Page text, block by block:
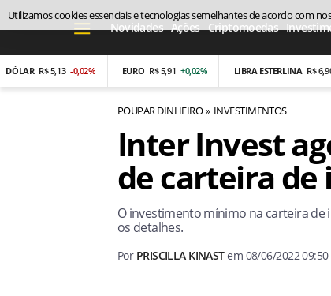
Novidades Ações Criptomoedas
R$ 5,13 -0,02% EURO R$ 5,91 +0,02% LIBRA ESTERLINA R$ 6,90 -
POUPAR DINHEIRO INVESTIMENTOS
Inter Invest
de carteira
O investimento mínimo na carteira de
os detalhes.
Por PRISCILLA KINASTem 08/06/2022 09:50
Utilizamos cookies essenciais e tecnologias semelhantes de acordo com